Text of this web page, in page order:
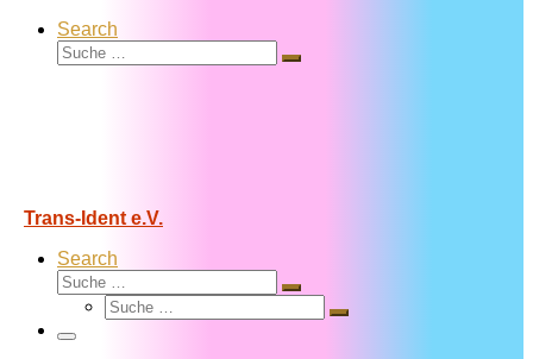
Search
Suche
Suche
Trans-Ident e.V.
Search
Suche
Suche
Suche
Suche
Menü